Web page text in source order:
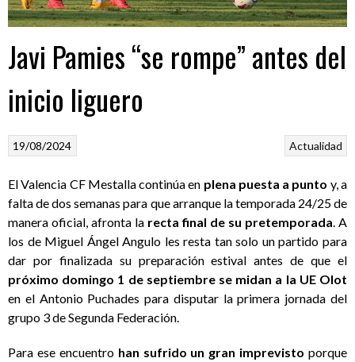
Javi Pamies “se rompe” antes del
inicio liguero
Actualidad
19/08/2024
El Valencia CF Mestalla continúa en plena puesta a punto y, a
falta de dos semanas para que arranque la temporada 24/25 de
manera oficial, afronta la recta final de su pretemporada. A
los de Miguel Ángel Angulo les resta tan solo un partido para
dar por finalizada su preparación estival antes de que el
próximo domingo 1 de septiembre se midan a la UE Olot
en el Antonio Puchades para disputar la primera jornada del
grupo 3 de Segunda Federación.
Para ese encuentro han sufrido un gran imprevisto porque